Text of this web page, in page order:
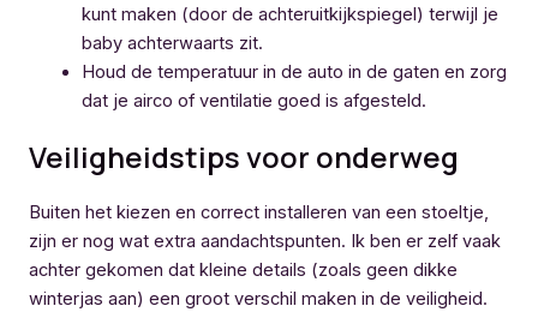
kunt maken (door de achteruitkijkspiegel) terwijl je
baby achterwaarts zit.
Houd de temperatuur in de auto in de gaten en zorg
dat je airco of ventilatie goed is afgesteld.
Veiligheidstips voor onderweg
Buiten het kiezen en correct installeren van een stoeltje,
zijn er nog wat extra aandachtspunten. Ik ben er zelf vaak
achter gekomen dat kleine details (zoals geen dikke
winterjas aan) een groot verschil maken in de veiligheid.